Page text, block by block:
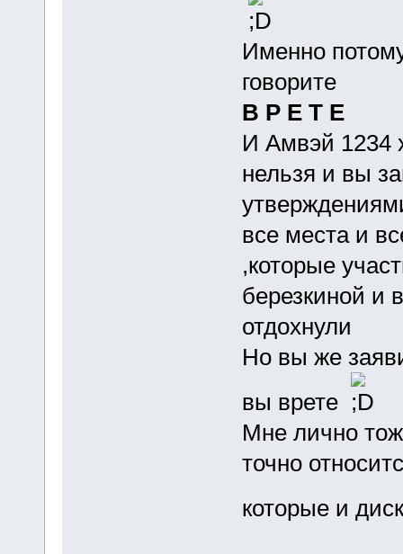
Именно
говорите
В Р Е Т Е
И Амвэй 1234
нельзя и вы
все места и
,которые
березкиной и
отдохнули
Но вы же
вы врете
Мне лично
точно
которые и